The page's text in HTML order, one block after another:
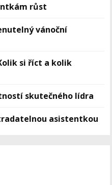
růst
vánoční
si říct a kolik
skutečného lídra
asistentkou